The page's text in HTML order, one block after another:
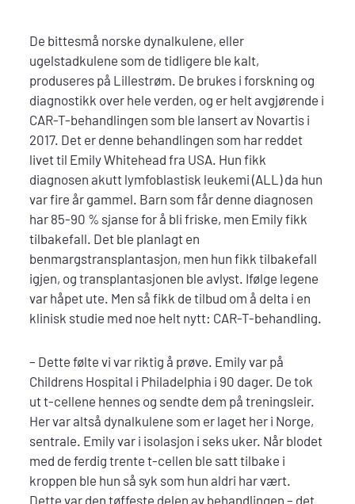
De bittesmå norske dynalkulene, eller
ugelstadkulene som de tidligere ble kalt,
produseres på Lillestrøm. De brukes i forskning og
diagnostikk over hele verden, og er helt avgjørende i
CAR-T-behandlingen som ble lansert av Novartis i
2017. Det er denne behandlingen som har reddet
livet til Emily Whitehead fra USA. Hun fikk
diagnosen akutt lymfoblastisk leukemi (ALL) da hun
var fire år gammel. Barn som får denne diagnosen
har 85-90 % sjanse for å bli friske, men Emily fikk
tilbakefall. Det ble planlagt en
benmargstransplantasjon, men hun fikk tilbakefall
igjen, og transplantasjonen ble avlyst. Ifølge legene
var håpet ute. Men så fikk de tilbud om å delta i en
klinisk studie med noe helt nytt: CAR-T-behandling.
– Dette følte vi var riktig å prøve. Emily var på
Childrens Hospital i Philadelphia i 90 dager. De tok
ut t-cellene hennes og sendte dem på treningsleir.
Her var altså dynalkulene som er laget her i Norge,
sentrale. Emily var i isolasjon i seks uker. Når blodet
med de ferdig trente t-cellen ble satt tilbake i
kroppen ble hun så syk som hun aldri har vært.
Dette var den tøffeste delen av behandlingen – det